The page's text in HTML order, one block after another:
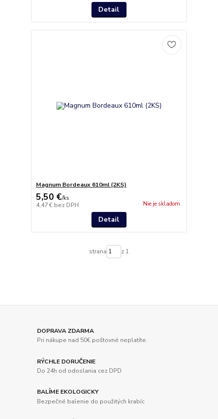
Detail
Magnum Bordeaux 610ml (2KS)
5,50 €/ks
4,47 € bez DPH Nie je skladom
Detail
strana z 1
DOPRAVA ZDARMA
Pri nákupe nad 50€ poštovné neplatíte.
RÝCHLE DORUČENIE
Do 24h od odoslania cez DPD
BALÍME EKOLOGICKY
Bezpečné balenie do použitých krabíc